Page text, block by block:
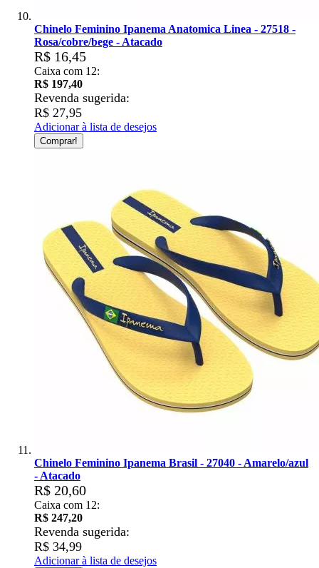
Chinelo Feminino Ipanema Anatomica Linea - 27518 -
Rosa/cobre/bege - Atacado
R$ 16,45
Caixa com 12:
R$ 197,40
Revenda sugerida:
R$ 27,95
Adicionar à lista de desejos
Comprar!
Chinelo Feminino Ipanema Brasil - 27040 - Amarelo/azul
- Atacado
R$ 20,60
Caixa com 12:
R$ 247,20
Revenda sugerida:
R$ 34,99
Adicionar à lista de desejos